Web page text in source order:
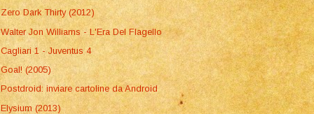
Zero Dark Thirty (2012)
Walter Jon Williams - L'Era Del Flagello
Cagliari 1 - Juventus 4
Goal! (2005)
Postdroid: inviare cartoline da Android
Elysium (2013)